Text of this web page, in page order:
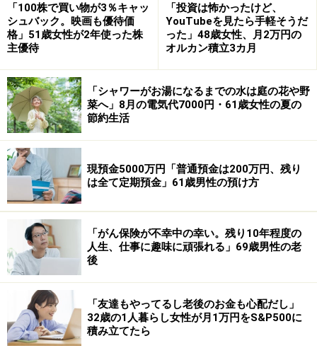
2020年からバンガード・トータル・ストック・マーケッ
トETF（VTI）の積立投資を続けてきたという今回の投稿
積立額は「毎月1枚（1口）。金額は市場の変動により異
なりますが、当初は約1万5000円、今現在では約3万～4
万円です。ただ、現在はVTIを少しずつ売却し、日本株
への比重を増やしています」とのこと。
売却分を含めたVTIの運用実績については「元金220万円
→運用益込450万円」。
「当初は順調に含み益が増えていきましたが、コロナシ
ョックやインフレにより資産は激減。元金割れはもちろ
ん、投資金額が約40％ぐらい毀損（きそん）しました。
ただ、それ以降は徐々に含み損が減り、2024年には運用
益が30％」まで回復していたそう。
「100株で買い物が3％キャッ
シュバック。映画も優待価
格」51歳女性が2年使った株
主優待
「投資は怖かったけど、
YouTubeを見たら手軽そうだ
った」48歳女性、月2万円の
オルカン積立3カ月
「シャワーがお湯になるまでの水は庭の花や野
菜へ」8月の電気代7000円・61歳女性の夏の
節約生活
現預金5000万円「普通預金は200万円、残り
は全て定期預金」61歳男性の預け方
「がん保険が不幸中の幸い。残り10年程度の
人生、仕事に趣味に頑張れる」69歳男性の老
後
「友達もやってるし老後のお金も心配だし」
32歳の1人暮らし女性が月1万円をS&P500に
積み立てたら